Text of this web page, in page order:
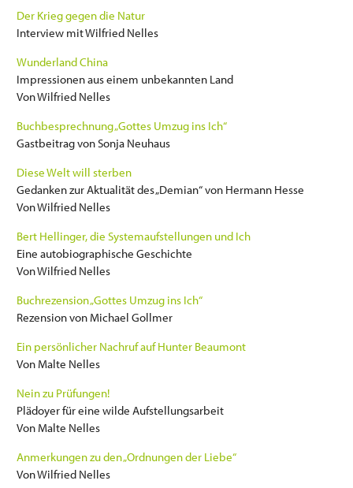
Der Krieg gegen die Natur
Interview mit Wilfried Nelles
Wunderland China
Impressionen aus einem unbekannten Land
Von Wilfried Nelles
Buchbesprechnung „Gottes Umzug ins Ich“
Gastbeitrag von Sonja Neuhaus
Diese Welt will sterben
Gedanken zur Aktualität des „Demian“ von Hermann Hesse
Von Wilfried Nelles
Bert Hellinger, die Systemaufstellungen und Ich
Eine autobiographische Geschichte
Von Wilfried Nelles
Buchrezension „Gottes Umzug ins Ich“
Rezension von Michael Gollmer
Ein persönlicher Nachruf auf Hunter Beaumont
Von Malte Nelles
Nein zu Prüfungen!
Plädoyer für eine wilde Aufstellungsarbeit
Von Malte Nelles
Anmerkungen zu den „Ordnungen der Liebe“
Von Wilfried Nelles